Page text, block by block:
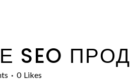
SEO
0 Likes